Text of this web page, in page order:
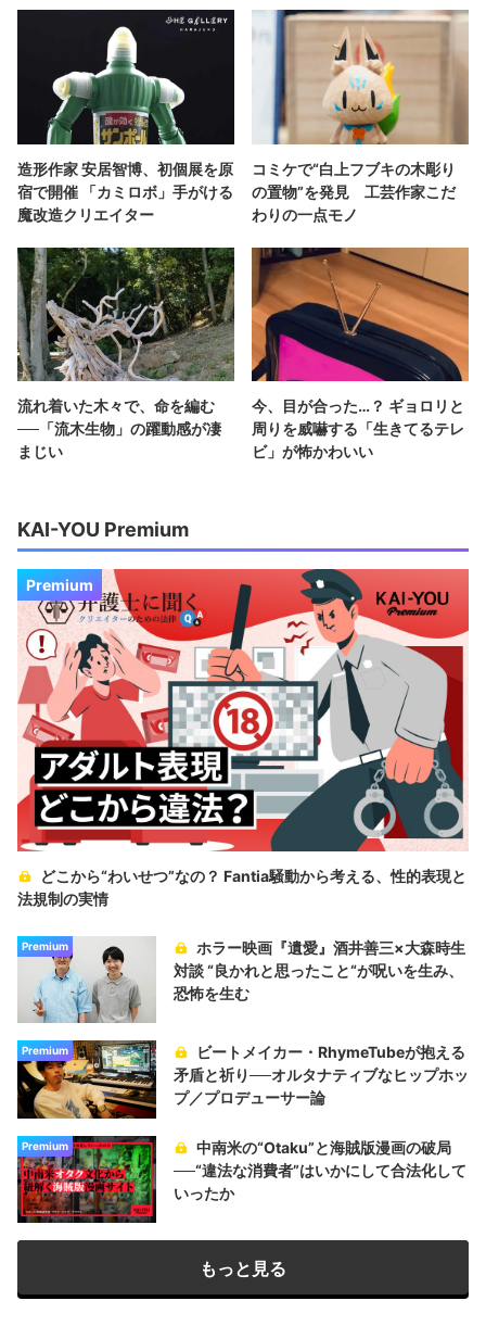
造形作家 安居智博、初個展を原
宿で開催 「カミロボ」手がける
魔改造クリエイター
コミケで“白上フブキの木彫り
の置物”を発見 工芸作家こだ
わりの一点モノ
流れ着いた木々で、命を編む
──「流木生物」の躍動感が凄
まじい
今、目が合った…？ ギョロリと
周りを威嚇する「生きてるテレ
ビ」が怖かわいい
KAI-YOU Premium
Premium
どこから“わいせつ”なの？ Fantia騒動から考える、性的表現と
法規制の実情
Premium
ホラー映画『遺愛』酒井善三×大森時生
対談 “良かれと思ったこと“が呪いを生み、
恐怖を生む
Premium
ビートメイカー・RhymeTubeが抱える
矛盾と祈り──オルタナティブなヒップホッ
プ／プロデューサー論
Premium
中南米の“Otaku”と海賊版漫画の破局
──“違法な消費者”はいかにして合法化して
いったか
もっと見る